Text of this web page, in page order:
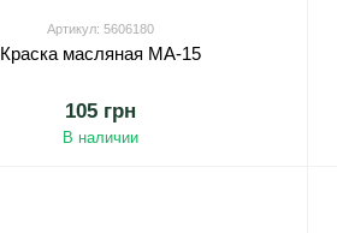
Артикул: 5606180
Краска масляная МА-15
105 грн
В наличии